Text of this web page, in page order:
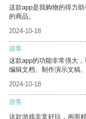
这款app是我购物的得力
的商品。
2024-10-18
游客
这款app的功能非常强大
编辑文档、制作演示文稿
2024-10-18
游客
这款游戏非常好玩，画面